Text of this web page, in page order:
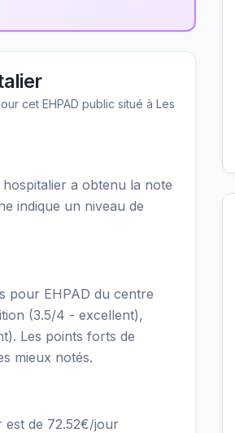
cet EHPAD public situé à Les
a obtenu la note
indique un niveau de
pour EHPAD du centre
(3.5/4 - excellent),
Les points forts de
mieux notés.
est de 72.52€/jour